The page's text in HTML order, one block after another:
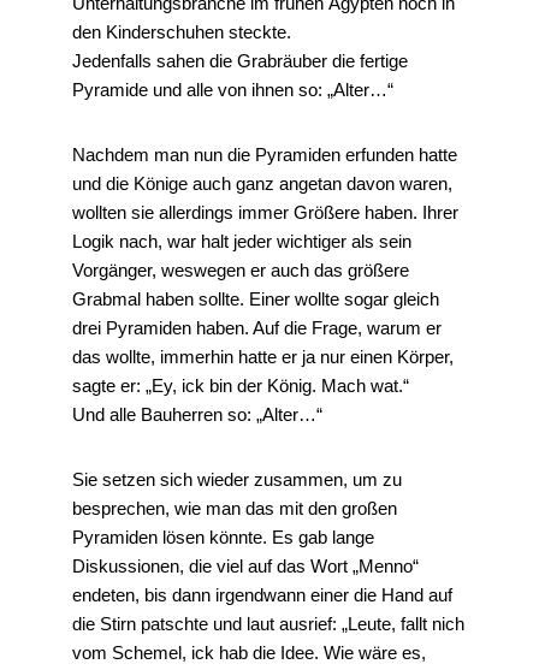
den Kinderschuhen steckte.
Jedenfalls sahen die Grabräuber die fertige
Pyramide und alle von ihnen so: „Alter…“
Nachdem man nun die Pyramiden erfunden hatte
und die Könige auch ganz angetan davon waren,
wollten sie allerdings immer Größere haben. Ihrer
Logik nach, war halt jeder wichtiger als sein
Vorgänger, weswegen er auch das größere
Grabmal haben sollte. Einer wollte sogar gleich
drei Pyramiden haben. Auf die Frage, warum er
das wollte, immerhin hatte er ja nur einen Körper,
sagte er: „Ey, ick bin der König. Mach wat.“
Und alle Bauherren so: „Alter…“
Sie setzen sich wieder zusammen, um zu
besprechen, wie man das mit den großen
Pyramiden lösen könnte. Es gab lange
Diskussionen, die viel auf das Wort „Menno“
endeten, bis dann irgendwann einer die Hand auf
die Stirn patschte und laut ausrief: „Leute, fallt nich
vom Schemel, ick hab die Idee. Wie wäre es,